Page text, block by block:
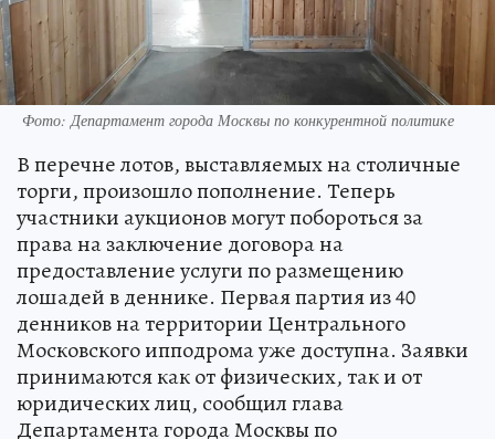
Фото: Департамент города Москвы по конкурентной политике
В перечне лотов, выставляемых на столичные
торги, произошло пополнение. Теперь
участники аукционов могут побороться за
права на заключение договора на
предоставление услуги по размещению
лошадей в деннике. Первая партия из 40
денников на территории Центрального
Московского ипподрома уже доступна. Заявки
принимаются как от физических, так и от
юридических лиц, сообщил глава
Департамента города Москвы по